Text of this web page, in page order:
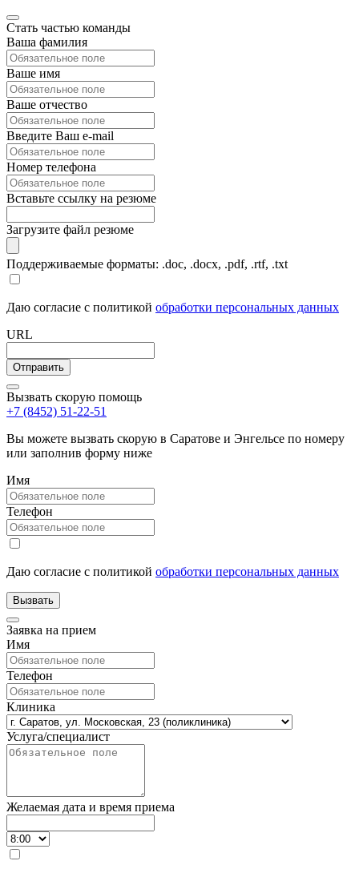
Стать частью команды
Ваша фамилия
Ваше имя
Ваше отчество
Введите Ваш e-mail
Номер телефона
Вставьте ссылку на резюме
Загрузите файл резюме
Поддерживаемые форматы: .doc, .docx, .pdf, .rtf, .txt
Даю согласие с политикой обработки персональных данных
URL
Вызвать скорую помощь
+7 (8452) 51-22-51
Вы можете вызвать скорую в Саратове и Энгельсе по номеру
или заполнив форму ниже
Имя
Телефон
Даю согласие с политикой обработки персональных данных
Заявка на прием
Имя
Телефон
Клиника
Услуга/специалист
Желаемая дата и время приема